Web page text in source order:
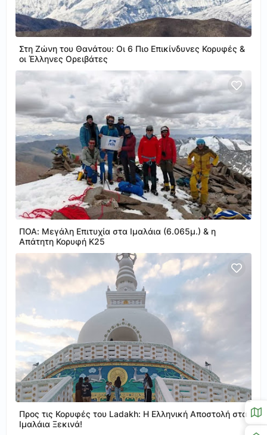
Στη Ζώνη του Θανάτου: Οι 6 Πιο Επικίνδυνες Κορυφές &
οι Έλληνες Ορειβάτες
ΠΟΑ: Μεγάλη Επιτυχία στα Ιμαλάια (6.065μ.) & η
Απάτητη Κορυφή Κ25
Προς τις Κορυφές του Ladakh: Η Ελληνική Αποστολή στα
Ιμαλάια Ξεκινά!